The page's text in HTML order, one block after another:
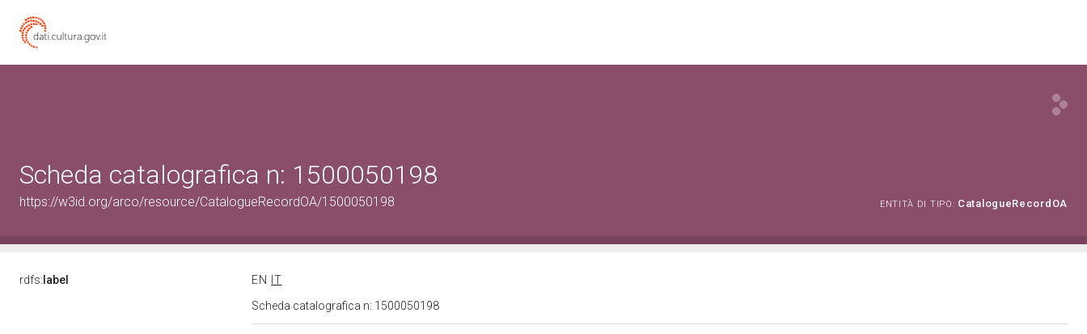
Scheda catalografica n: 1500050198
https://w3id.org/arco/resource/CatalogueRecordOA/1500050198 ENTITÀ DI TIPO: CatalogueRecordOA
rdfs: label EN
IT
Scheda catalografica n: 1500050198